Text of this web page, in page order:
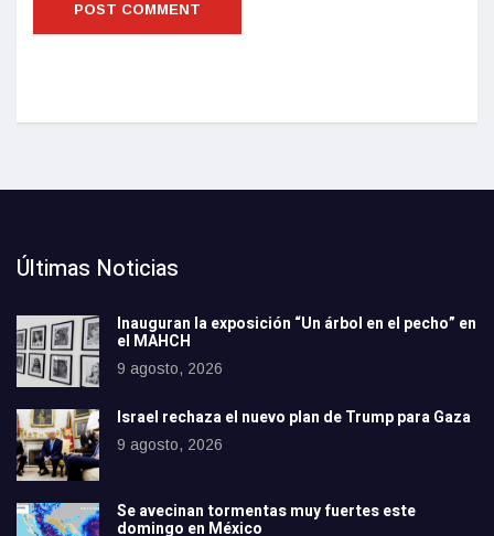
Últimas Noticias
Inauguran la exposición “Un árbol en el pecho” en
el MAHCH
9 agosto, 2026
Israel rechaza el nuevo plan de Trump para Gaza
9 agosto, 2026
Se avecinan tormentas muy fuertes este
domingo en México